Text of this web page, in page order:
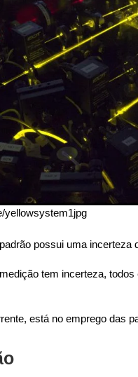
yellowsystem1jpg
possui uma incerteza
tem incerteza,
está no emprego das